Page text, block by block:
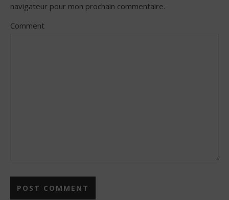
navigateur pour mon prochain commentaire.
Comment